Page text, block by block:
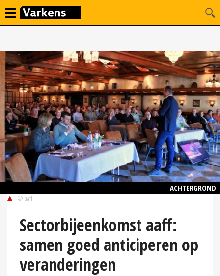
ACHTERGROND
© aaff
Sectorbijeenkomst aaff:
samen goed anticiperen op
veranderingen